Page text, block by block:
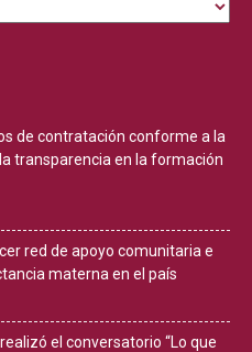
de contratación conforme a la
transparencia en la formación
red de apoyo comunitaria e
materna en el país
el conversatorio “Lo que